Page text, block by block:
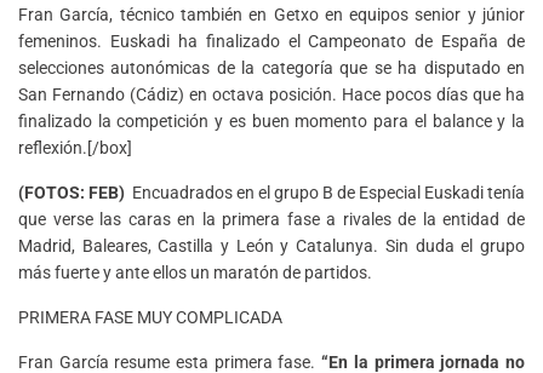
Fran García, técnico también en Getxo en equipos senior y júnior
femeninos. Euskadi ha finalizado el Campeonato de España de
selecciones autonómicas de la categoría que se ha disputado en
San Fernando (Cádiz) en octava posición. Hace pocos días que ha
finalizado la competición y es buen momento para el balance y la
reflexión.[/box]
(FOTOS: FEB) Encuadrados en el grupo B de Especial Euskadi tenía
que verse las caras en la primera fase a rivales de la entidad de
Madrid, Baleares, Castilla y León y Catalunya. Sin duda el grupo
más fuerte y ante ellos un maratón de partidos.
PRIMERA FASE MUY COMPLICADA
Fran García resume esta primera fase.“En la primera jornada no